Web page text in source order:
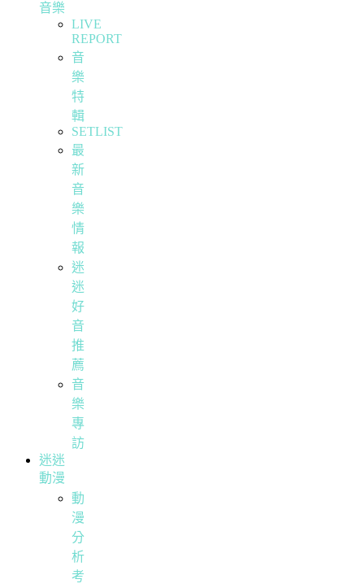
音樂
LIVE
REPORT
音
樂
特
輯
SETLIST
最
新
音
樂
情
報
迷
迷
好
音
推
薦
音
樂
專
訪
迷迷
動漫
動
漫
分
析
考